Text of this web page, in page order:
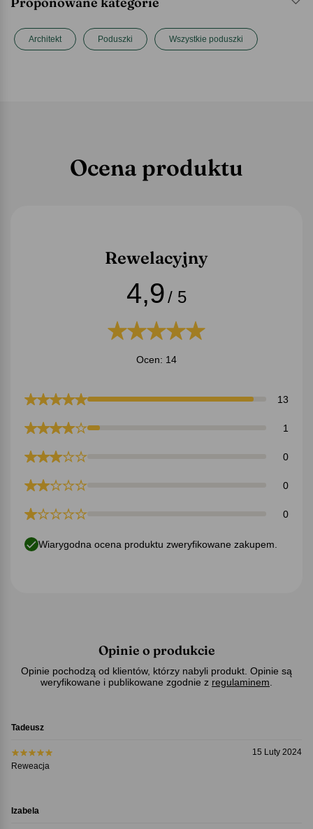
Architekt Poduszki Wszystkie poduszki
Ocena produktu
Rewelacyjny
4,9/ 5
Ocen: 14
13
1
0
0
0
Wiarygodna ocena produktu zweryfikowane zakupem.
Opinie o produkcie
Opinie pochodzą od klientów, którzy nabyli produkt. Opinie są
weryfikowane i publikowane zgodnie z regulaminem
Tadeusz
15 Luty 2024
Reweacja
Izabela